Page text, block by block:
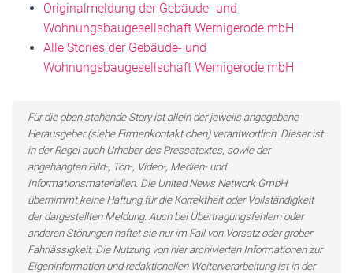
Originalmeldung der Gebäude- und
Wohnungsbaugesellschaft Wernigerode mbH
Alle Stories der Gebäude- und
Wohnungsbaugesellschaft Wernigerode mbH
Für die oben stehende Story ist allein der jeweils angegebene
Herausgeber (siehe Firmenkontakt oben) verantwortlich. Dieser ist
in der Regel auch Urheber des Pressetextes, sowie der
angehängten Bild-, Ton-, Video-, Medien- und
Informationsmaterialien. Die United News Network GmbH
übernimmt keine Haftung für die Korrektheit oder Vollständigkeit
der dargestellten Meldung. Auch bei Übertragungsfehlern oder
anderen Störungen haftet sie nur im Fall von Vorsatz oder grober
Fahrlässigkeit. Die Nutzung von hier archivierten Informationen zur
Eigeninformation und redaktionellen Weiterverarbeitung ist in der